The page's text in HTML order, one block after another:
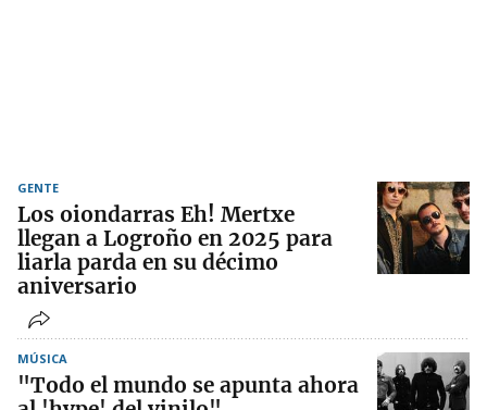
GENTE
Los oiondarras Eh! Mertxe
llegan a Logroño en 2025 para
liarla parda en su décimo
aniversario
MÚSICA
"Todo el mundo se apunta ahora